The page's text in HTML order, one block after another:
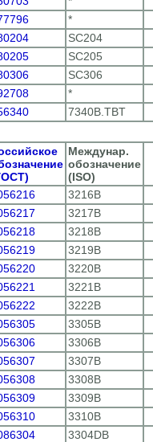
*
SC204
SC205
SC306
*
7340B.TBT
Междунар.
обозначение
(ISO)
3216B
3217B
3218B
3219B
3220B
3221В
3222B
3305B
3306B
3307B
3308B
3309B
3310B
3304DB